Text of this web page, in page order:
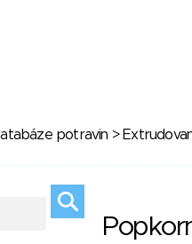
potravin >